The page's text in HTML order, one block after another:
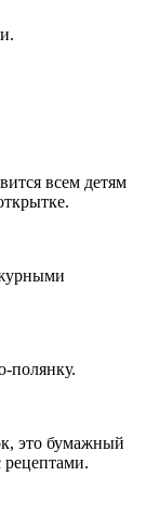
всем детям
полянку.
это бумажный
рецептами.